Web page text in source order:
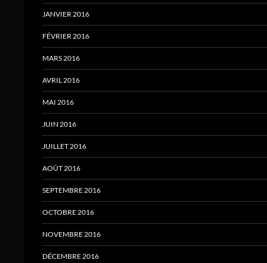
JANVIER 2016
FÉVRIER 2016
MARS 2016
AVRIL 2016
MAI 2016
JUIN 2016
JUILLET 2016
AOÛT 2016
SEPTEMBRE 2016
OCTOBRE 2016
NOVEMBRE 2016
DÉCEMBRE 2016